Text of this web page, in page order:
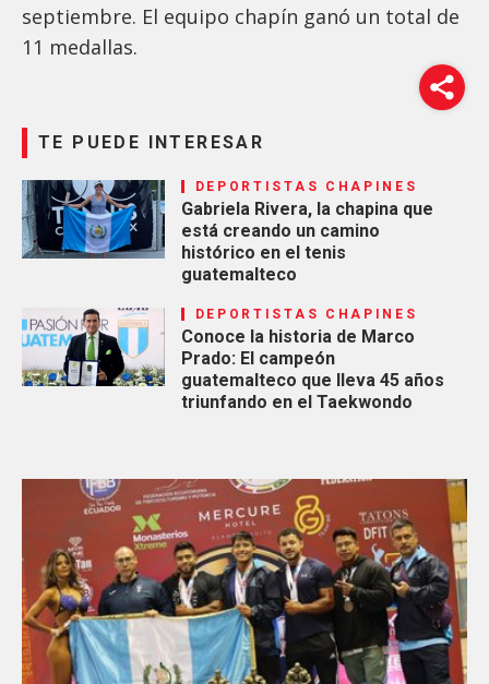
septiembre. El equipo chapín ganó un total de
11 medallas.
TE PUEDE INTERESAR
DEPORTISTAS CHAPINES
Gabriela Rivera, la chapina que
está creando un camino
histórico en el tenis
guatemalteco
DEPORTISTAS CHAPINES
Conoce la historia de Marco
Prado: El campeón
guatemalteco que lleva 45 años
triunfando en el Taekwondo